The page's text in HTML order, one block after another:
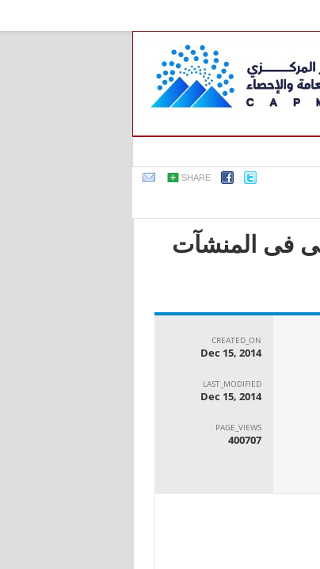
SHARE
فى المنشآت
CREATED_ON
Dec 15, 2014
LAST_MODIFIED
Dec 15, 2014
PAGE_VIEWS
400707